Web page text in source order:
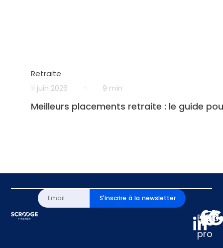
Retraite
11 juin 2026 - 9 min
Meilleurs placements retraite : le guide
S'inscrire à la newsletter
pro